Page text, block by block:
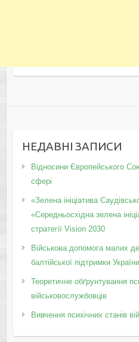
НЕДАВНІ ЗАПИСИ
Відносини Європейського
сфері
«Зелена ініціатива
«Середньосхідна зелена
стратегії Vision 2030
Військова допомога малих
балтійської підтримки України
Теоретичне обґрунтування
військовослужбовців
Вивчення психічних станів